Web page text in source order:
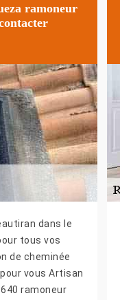
ramoneur
dans le
tous vos
de cheminée
vous Artisan
ramoneur